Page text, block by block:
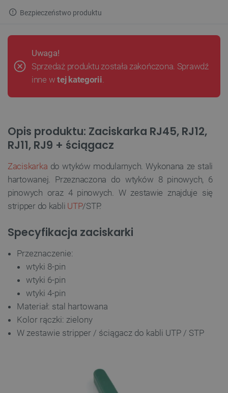
Bezpieczeństwo produktu
Uwaga!
Sprzedaż produktu została zakończona. Sprawdź
inne wtej kategorii.
Opis produktu: Zaciskarka RJ45, RJ12,
RJ11, RJ9 + ściągacz
Zaciskarka do wtyków modularnych. Wykonana ze stali
hartowanej. Przeznaczona do wtyków 8 pinowych, 6
pinowych oraz 4 pinowych. W zestawie znajduje się
stripper do kabli UTP/STP.
Specyfikacja zaciskarki
Przeznaczenie:
wtyki 8-pin
wtyki 6-pin
wtyki 4-pin
Materiał: stal hartowana
Kolor rączki: zielony
W zestawie stripper / ściągacz do kabli UTP / STP